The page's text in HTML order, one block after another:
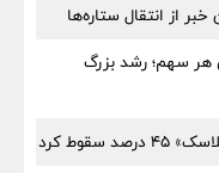
از انتقال ستاره‌ها
فقط ۱۰ ریال برای هر سهم؛ رشد بزرگ
کرد